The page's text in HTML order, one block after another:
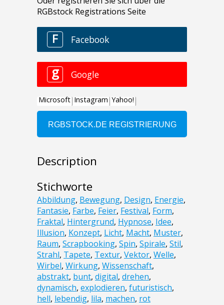
Description
Stichworte
Abbildung, Bewegung, Design, Energie,
Fantasie, Farbe, Feier, Festival, Form,
Fraktal, Hintergrund, Hypnose, Idee,
Illusion, Konzept, Licht, Macht, Muster,
Raum, Scrapbooking, Spin, Spirale, Stil,
Strahl, Tapete, Textur, Vektor, Welle,
Wirbel, Wirkung, Wissenschaft,
abstrakt, bunt, digital, drehen,
dynamisch, explodieren, futuristisch,
hell, lebendig, lila, machen, rot